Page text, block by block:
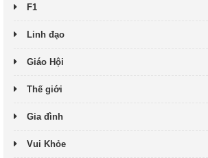
F1
Linh đạo
Giáo Hội
Thế giới
Gia đình
Vui Khỏe